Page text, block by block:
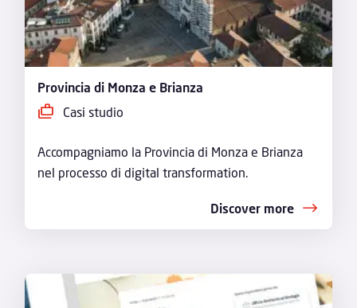
Provincia di Monza e Brianza
Casi studio
Accompagniamo la Provincia di Monza e Brianza
nel processo di digital transformation.
Discover more